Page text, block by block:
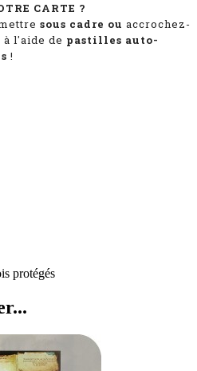
CARTE ?
sous cadre ou accrochez-
l'aide de pastilles auto-
!
protégés